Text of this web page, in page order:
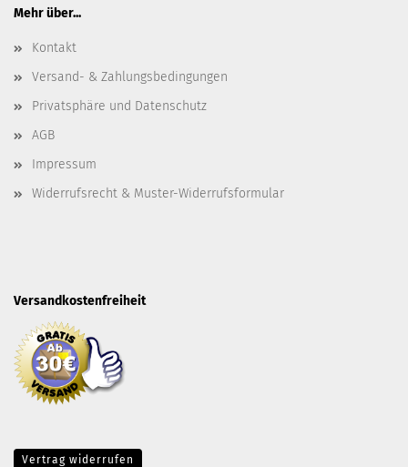
Mehr über...
Kontakt
Versand- & Zahlungsbedingungen
Privatsphäre und Datenschutz
AGB
Impressum
Widerrufsrecht & Muster-Widerrufsformular
Versandkostenfreiheit
Vertrag widerrufen